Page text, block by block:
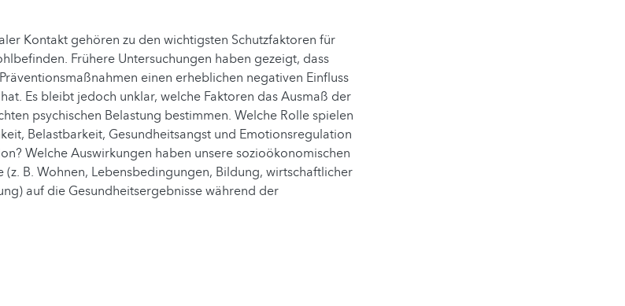
Kontakt gehören zu den wichtigsten Schutzfaktoren für
Frühere Untersuchungen haben gezeigt, dass
einen erheblichen negativen Einfluss
Es bleibt jedoch unklar, welche Faktoren das Ausmaß der
psychischen Belastung bestimmen. Welche Rolle spielen
Belastbarkeit, Gesundheitsangst und Emotionsregulation
Welche Auswirkungen haben unsere sozioökonomischen
B. Wohnen, Lebensbedingungen, Bildung, wirtschaftlicher
auf die Gesundheitsergebnisse während der